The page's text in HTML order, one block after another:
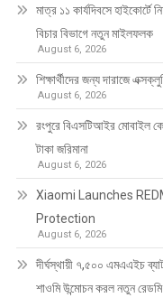
মাত্র ১১ কার্যদিবসে হাইকোর্টে
বিচার বিভাগে নতুন মাইলফলক
August 6, 2026
শিক্ষার্থীদের জন্য দারাজে
August 6, 2026
রংপুরে বিএসটিআইর মোবাইল
টাকা জরিমানা
August 6, 2026
Xiaomi Launches
Protection
August 6, 2026
দীর্ঘস্থায়ী ৭,৫০০ এমএএইচ
শাওমি উন্মোচন করল নতুন